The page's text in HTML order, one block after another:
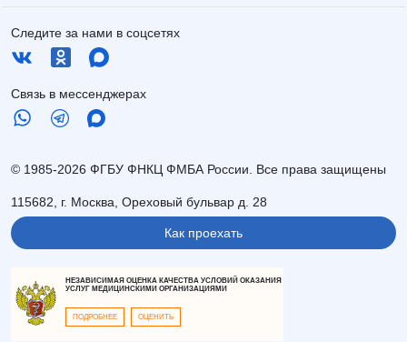
Следите за нами в соцсетях
Связь в мессенджерах
© 1985-2026 ФГБУ ФНКЦ ФМБА России. Все права защищены
115682, г. Москва, Ореховый бульвар д. 28
Как проехать
НЕЗАВИСИМАЯ ОЦЕНКА КАЧЕСТВА УСЛОВИЙ ОКАЗАНИЯ
УСЛУГ МЕДИЦИНСКИМИ ОРГАНИЗАЦИЯМИ
ПОДРОБНЕЕ ОЦЕНИТЬ